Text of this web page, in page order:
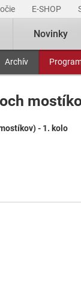
E-SHOP
Archív
Novinky
- 1. kolo